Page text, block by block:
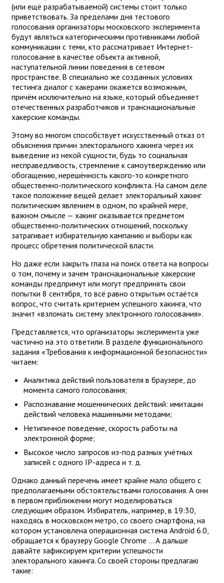
(или ещё разрабатываемой) системы стоит только
приветствовать. За пределами дня тестового
голосования организаторы московского эксперимента
будут являться категорическими противниками любой
коммуникации с теми, кто рассматривает Интернет-
голосование в качестве объекта активной,
наступательной линии поведения в сетевом
пространстве. В специально же созданных условиях
тестинга диалог с хакерами окажется возможным,
причём исключительно на языке, который объединяет
отечественных разработчиков и транснациональные
хакерские команды.
Этому во многом способствует искусственный отказ от
объяснения причин электорального хакинга через их
выведение из некой сущности, будь то социальная
несправедливость, стремление к самоутверждению или
обогащению, нерешённость какого-то конкретного
общественно-политического конфликта. На самом деле
такое положение вещей делает электоральный хакинг
политическим явлением в одном, по крайней мере,
важном смысле — хакинг оказывается предметом
общественно-политических отношений, поскольку
затрагивает избирательную кампанию и выборы как
процесс обретения политической власти.
Но даже если закрыть глаза на поиск ответа на вопросы
о том, почему и зачем транснациональные хакерские
команды предпримут или могут предпринять свои
попытки 8 сентября, то всё равно открытым остаётся
вопрос, что считать критерием успешного хакинга, что
значит «взломать систему электронного голосования».
Представляется, что организаторы эксперимента уже
частично на это ответили. В разделе функционального
задания «Требования к информационной безопасности»
читаем:
Аналитика действий пользователя в браузере, до
момента самого голосования;
Распознавание мошеннических действий: имитации
действий человека машинными методами;
Нетипичное поведение, скорость работы на
электронной форме;
Высокое число запросов из-под разных учётных
записей с одного IP-адреса и т. д.
Однако данный перечень имеет крайне мало общего с
предполагаемыми обстоятельствами голосования. А они
в первом приближении могут моделироваться
следующим образом. Избиратель, например, в 19:30,
находясь в московском метро, со своего смартфона, на
котором установлена операционная система Android 6.0,
обращается к браузеру Google Chrome ... А дальше
давайте зафиксируем критерии успешности
электорального хакинга. Со своей стороны предлагаю
такие: